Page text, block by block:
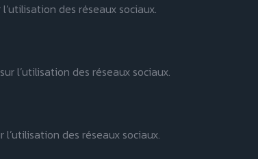
des réseaux sociaux.
l’utilisation des réseaux sociaux.
des réseaux sociaux.